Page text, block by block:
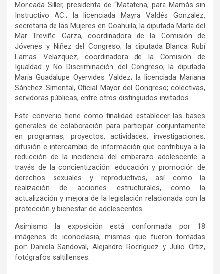
Moncada Siller, presidenta de “Matatena, para Mamás sin
Instructivo AC.; la licenciada Mayra Valdés González,
secretaria de las Mujeres en Coahuila; la diputada María del
Mar Treviño Garza, coordinadora de la Comisión de
Jóvenes y Niñez del Congreso; la diputada Blanca Rubí
Lamas Velazquez, coordinadora de la Comisión de
Igualdad y No Discriminación del Congreso; la diputada
María Guadalupe Oyervides Valdez; la licenciada Mariana
Sánchez Simental, Oficial Mayor del Congreso; colectivas,
servidoras públicas, entre otros distinguidos invitados.
Este convenio tiene como finalidad establecer las bases
generales de colaboración para participar conjuntamente
en programas, proyectos, actividades, investigaciones,
difusión e intercambio de información que contribuya a la
reducción de la incidencia del embarazo adolescente a
través de la concientización, educación y promoción de
derechos sexuales y reproductivos, así como la
realización de acciones estructurales, como la
actualización y mejora de la legislación relacionada con la
protección y bienestar de adolescentes.
Asimismo la exposición está conformada por 18
imágenes de iconoclasia, mismas que fueron tomadas
por: Daniela Sandoval, Alejandro Rodríguez y Julio Ortiz,
fotógrafos saltillenses.